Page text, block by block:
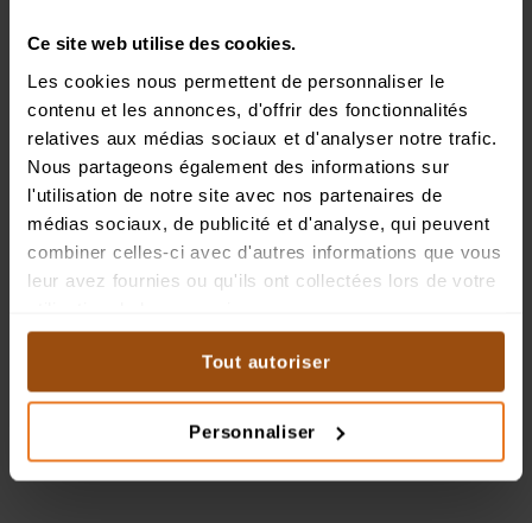
Ce site web utilise des cookies.
Les cookies nous permettent de personnaliser le
contenu et les annonces, d'offrir des fonctionnalités
relatives aux médias sociaux et d'analyser notre trafic.
Nous partageons également des informations sur
l'utilisation de notre site avec nos partenaires de
médias sociaux, de publicité et d'analyse, qui peuvent
combiner celles-ci avec d'autres informations que vous
leur avez fournies ou qu'ils ont collectées lors de votre
Tout autoriser
Personnaliser
CRÈME LIFTANTE HYDRO-ACTIVE POUR LE CORPS
prévient le relâchement cutané
DÉCOUVRIR AJOUTER
43.90